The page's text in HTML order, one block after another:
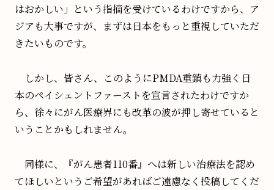
はおかしい」という指摘を受けているわけですから、ア
ジアも大事ですが、まずは日本をもっと重視していただ
きたいものです。
しかし、皆さん、このようにPMDA重鎮も力強く日
本のペイシェントファーストを宣言されたわけですか
ら、徐々にがん医療界にも改革の波が押し寄せていると
いうことかもしれません。
同様に、『がん患者110番』へは新しい治療法を認め
てほしいというご希望があればご遠慮なく投稿してくだ